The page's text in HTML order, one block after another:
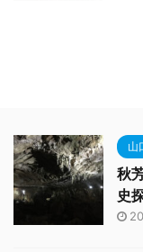
山
秋
史